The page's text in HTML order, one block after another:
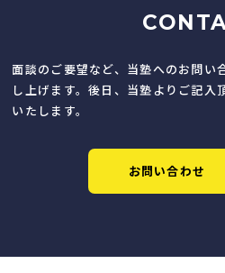
面談のご要望など、当塾へのお問い
し上げます。後日、当塾よりご記入
いたします。
お問い合わせ